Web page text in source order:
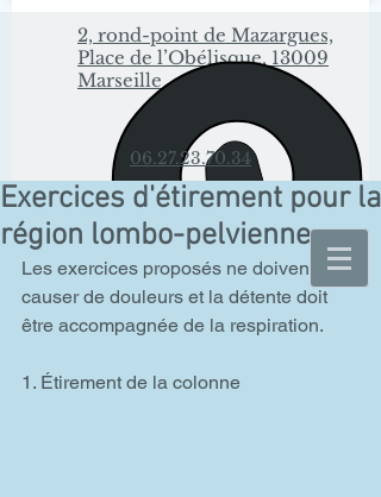
2, rond-point de Mazargues,
Place de l’Obélisque, 13009
Marseille
06.27.23.70.34
Exercices d'étirement pour la
région lombo-pelvienne
Les exercices proposés ne doivent pas
causer de douleurs et la détente doit
être accompagnée de la respiration.
1. Étirement de la colonne